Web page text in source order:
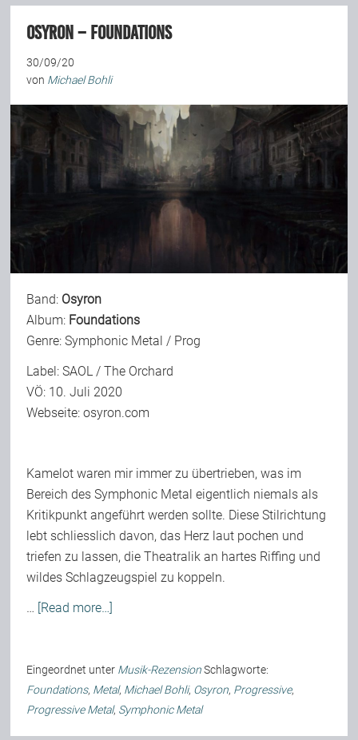
Osyron – Foundations
30/09/20
von Michael Bohli
Band: Osyron
Album: Foundations
Genre: Symphonic Metal / Prog
Label: SAOL / The Orchard
VÖ: 10. Juli 2020
Webseite:osyron.com
Kamelot waren mir immer zu übertrieben, was im
Bereich des Symphonic Metal eigentlich niemals als
Kritikpunkt angeführt werden sollte. Diese Stilrichtung
lebt schliesslich davon, das Herz laut pochen und
triefen zu lassen, die Theatralik an hartes Riffing und
wildes Schlagzeugspiel zu koppeln.
… [Read more…]
Eingeordnet unter Musik-Rezension Schlagworte:
Foundations, Metal, Michael Bohli, Osyron, Progressive,
Progressive Metal, Symphonic Metal